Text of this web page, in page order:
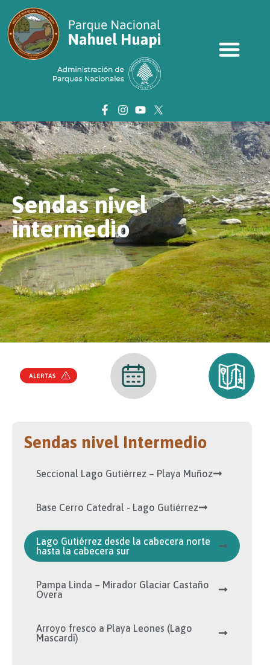
Sendas nivel
intermedio
Sendas nivel Intermedio
Seccional Lago Gutiérrez – Playa Muñoz
Base Cerro Catedral - Lago Gutiérrez
Lago Gutiérrez desde la cabecera norte
hasta la cabecera sur
Pampa Linda – Mirador Glaciar Castaño
Overa
Arroyo fresco a Playa Leones (Lago
Mascardi)